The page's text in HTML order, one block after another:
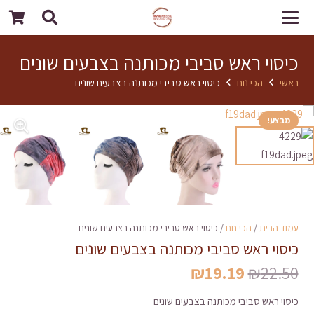
כיסוי ראש סביבי מכותנה בצבעים שונים
ראשי הכי נוח כיסוי ראש סביבי מכותנה בצבעים שונים
מבצע!
עמוד הבית / הכי נוח / כיסוי ראש סביבי מכותנה בצבעים שונים
כיסוי ראש סביבי מכותנה בצבעים שונים
₪22.50
המחיר
היה:
₪19.19
הוא:
כיסוי ראש סביבי מכותנה בצבעים שונים